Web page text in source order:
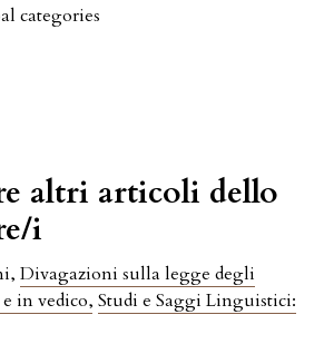
categories
altri articoli dello
i
Divagazioni sulla legge degli
in vedico, Studi e Saggi Linguistici: